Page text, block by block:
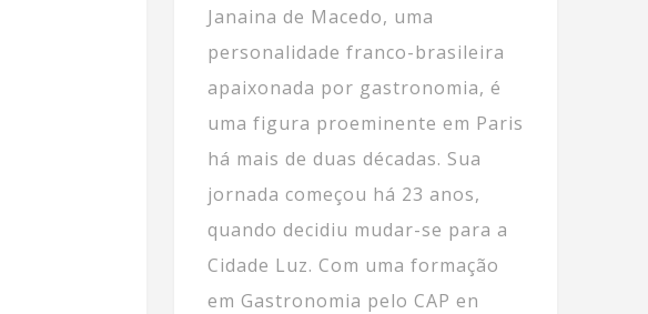
Janaina de Macedo, uma
personalidade franco-brasileira
apaixonada por gastronomia, é
uma figura proeminente em Paris
há mais de duas décadas. Sua
jornada começou há 23 anos,
quando decidiu mudar-se para a
Cidade Luz. Com uma formação
em Gastronomia pelo CAP en